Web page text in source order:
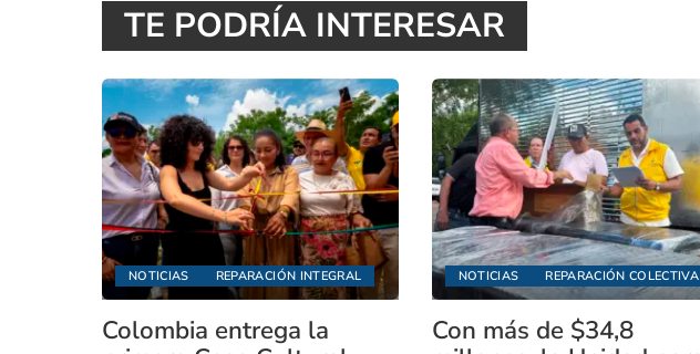
TE PODRÍA INTERESAR
NOTICIAS REPARACIÓN INTEGRAL
Colombia entrega la
NOTICIAS REPARACIÓN COLECTIVA
Con más de $34,8